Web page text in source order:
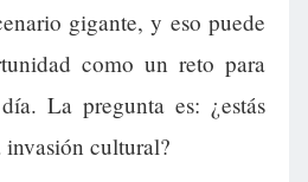
gigante, y eso puede
como un reto para
La pregunta es: ¿estás
invasión cultural?